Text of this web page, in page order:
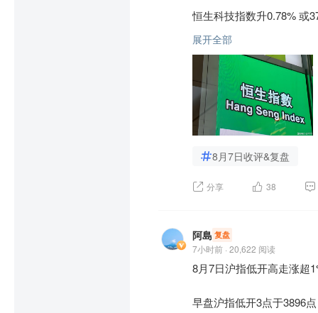
恒生科技指数升0.78% 或
今日大市成交额达
全周来看，恒指
$恒生指
科指数 $恒生科技指数
盘面上，生物医药板块表
物医药-B(HK02565)$
同时，百济神州
发市场对该板块的估值修
展开全部
8月7日收评&复盘
分享 38
阿島 复盘
7小时前 · 20,622 阅读
8月7日沪指低开高走涨超
早盘沪指低开3点于3896